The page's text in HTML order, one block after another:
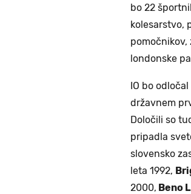
bo 22
kolesarstvo,
londonske
IO bo
državnem
Določili so
pripadla
slovensko
leta 1992,
2000, Beno